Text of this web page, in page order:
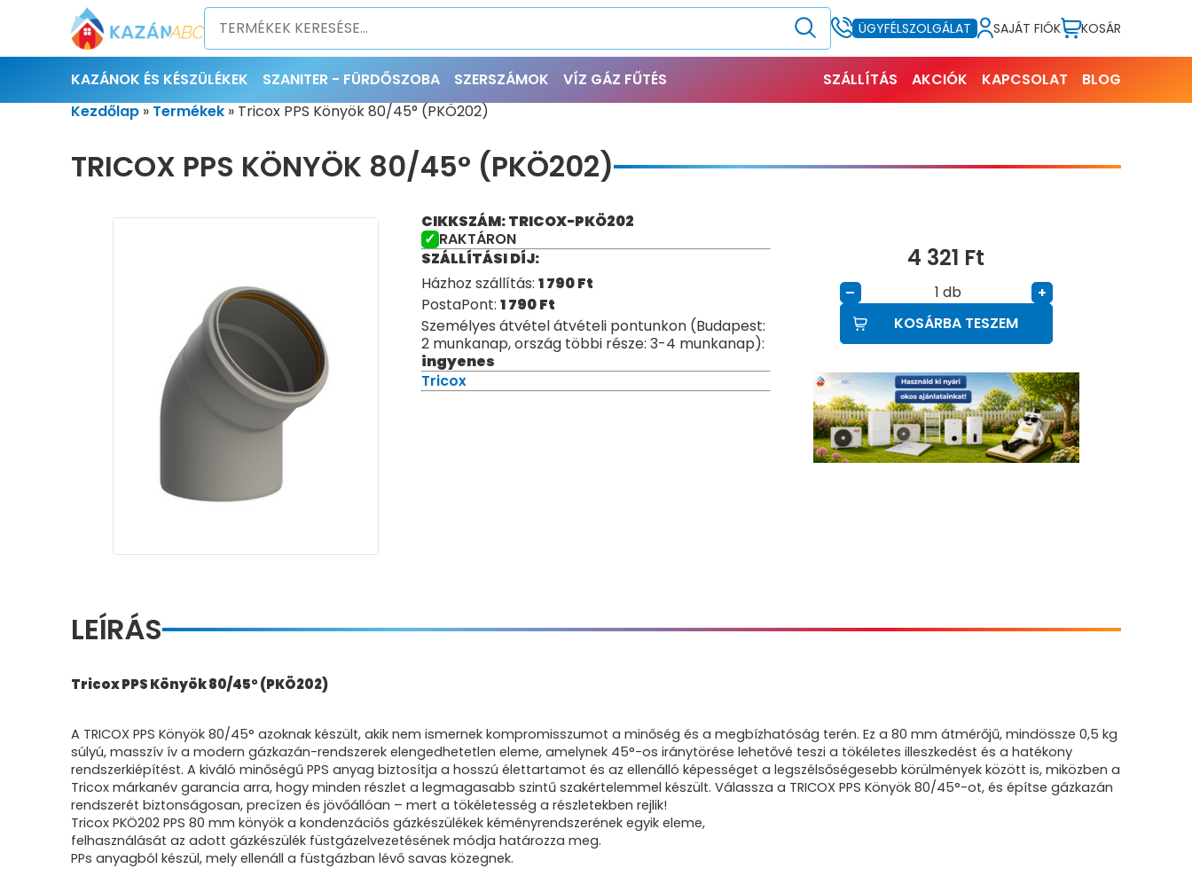
ÜGYFÉLSZOLGÁLAT SAJÁT FIÓK KOSÁR
KAZÁNOK ÉS KÉSZÜLÉKEK SZANITER - FÜRDŐSZOBA SZERSZÁMOK VÍZ GÁZ FŰTÉS SZÁLLÍTÁS AKCIÓK KAPCSOLAT
BLOG
Kezdőlap » Termékek » Tricox PPS Könyök 80/45° (PKÖ202)
TRICOX PPS KÖNYÖK 80/45° (PKÖ202)
CIKKSZÁM: TRICOX-PKÖ202
RAKTÁRON
SZÁLLÍTÁSI DÍJ:
Házhoz szállítás: 1 790Ft
PostaPont: 1 790Ft
Személyes átvétel átvételi pontunkon (Budapest:
2 munkanap, ország többi része: 3-4 munkanap):
ingyenes
Tricox
4 321 Ft
– db
+
KOSÁRBA TESZEM
LEÍRÁS
Tricox PPS Könyök 80/45° (PKÖ202)
A TRICOX PPS Könyök 80/45° azoknak készült, akik nem ismernek kompromisszumot a minőség és a megbízhatóság terén. Ez a 80 mm átmérőjű, mindössze 0,5 kg
súlyú, masszív ív a modern gázkazán-rendszerek elengedhetetlen eleme, amelynek 45°-os iránytörése lehetővé teszi a tökéletes illeszkedést és a hatékony
rendszerkiépítést. A kiváló minőségű PPS anyag biztosítja a hosszú élettartamot és az ellenálló képességet a legszélsőségesebb körülmények között is, miközben a
Tricox márkanév garancia arra, hogy minden részlet a legmagasabb szintű szakértelemmel készült. Válassza a TRICOX PPS Könyök 80/45°-ot, és építse gázkazán
rendszerét biztonságosan, precízen és jövőállóan – mert a tökéletesség a részletekben rejlik!
Tricox PKÖ202 PPS 80 mm könyök a kondenzációs gázkészülékek kéményrendszerének egyik eleme,
felhasználását az adott gázkészülék füstgázelvezetésének módja határozza meg.
PPs anyagból készül, mely ellenáll a füstgázban lévő savas közegnek.